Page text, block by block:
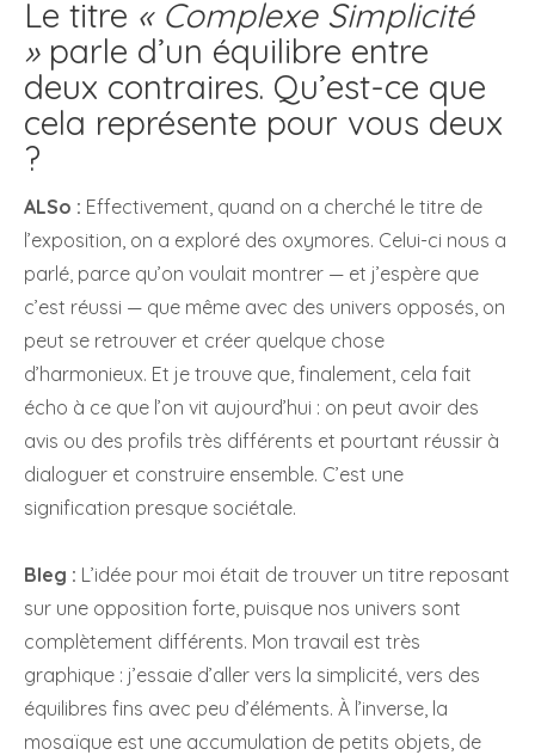
Le titre « Complexe Simplicité
»parle d’un équilibre entre
deux contraires. Qu’est-ce que
cela représente pour vous deux
?
ALSo : Effectivement, quand on a cherché le titre de
l’exposition, on a exploré des oxymores. Celui-ci nous a
parlé, parce qu’on voulait montrer — et j’espère que
c’est réussi — que même avec des univers opposés, on
peut se retrouver et créer quelque chose
d’harmonieux. Et je trouve que, finalement, cela fait
écho à ce que l’on vit aujourd’hui : on peut avoir des
avis ou des profils très différents et pourtant réussir à
dialoguer et construire ensemble. C’est une
signification presque sociétale.
Bleg : L’idée pour moi était de trouver un titre reposant
sur une opposition forte, puisque nos univers sont
complètement différents. Mon travail est très
graphique : j’essaie d’aller vers la simplicité, vers des
équilibres fins avec peu d’éléments. À l’inverse, la
mosaïque est une accumulation de petits objets, de